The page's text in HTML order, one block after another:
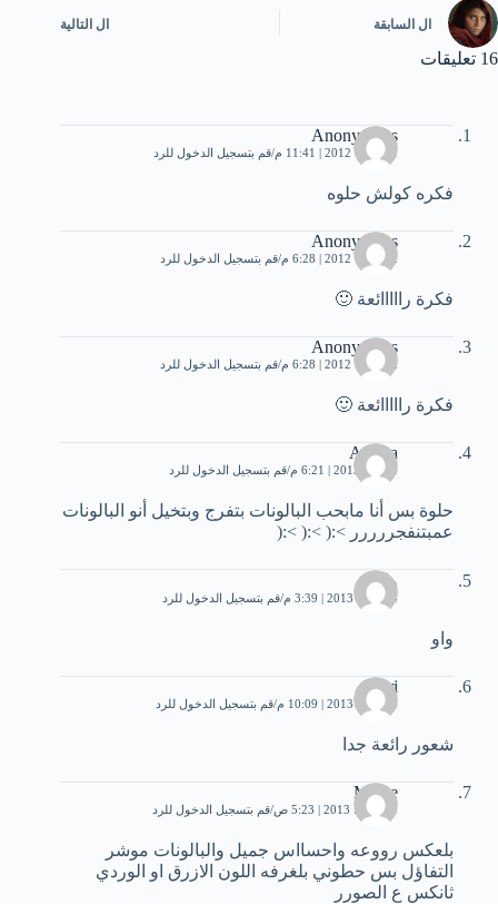
ال السابقة ال التالية
16 تعليقات
Anonymous
1 أكتوبر، 2012 | 11:41 م قم بتسجيل الدخول للرد
فكره كولش حلوه
Anonymous
2 أكتوبر، 2012 | 6:28 م قم بتسجيل الدخول للرد
فكرة رااااائعة 🙂
Anonymous
2 أكتوبر، 2012 | 6:28 م قم بتسجيل الدخول للرد
فكرة رااااائعة 🙂
Asmaa
4 مايو، 2013 | 6:21 م قم بتسجيل الدخول للرد
حلوة بس أنا مابحب البالونات بتفرج وبتخيل أنو البالونات
عمبتنفجررررر >:( >:( >:(
واو
14 مايو، 2013 | 3:39 م قم بتسجيل الدخول للرد
واو
sari
24 مايو، 2013 | 10:09 م قم بتسجيل الدخول للرد
شعور رائعة جدا
Meme
10 يونيو، 2013 | 5:23 ص قم بتسجيل الدخول للرد
بلعكس رووعه واحسااس جميل والبالونات موشر
التفاؤل بس حطوني بلغرفه اللون الازرق او الوردي
ثانكس ع الصورر